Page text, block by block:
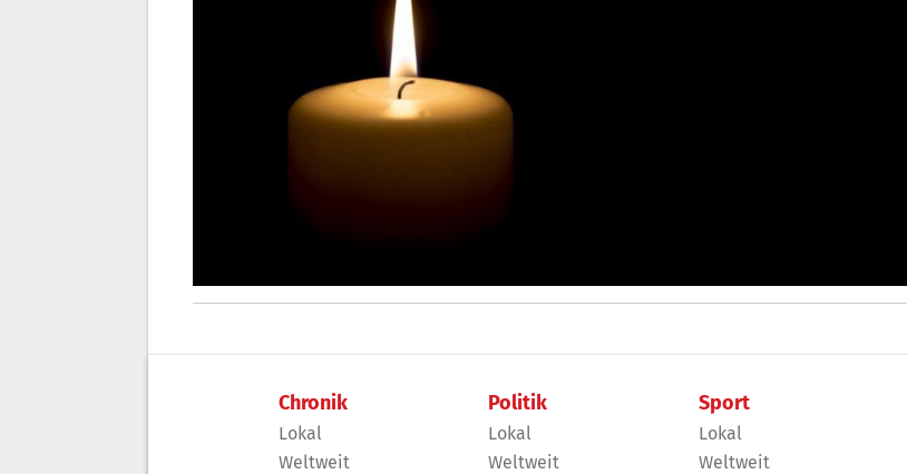
Chronik
Lokal
Weltweit
Politik
Lokal
Weltweit
Sport
Lokal
Weltweit